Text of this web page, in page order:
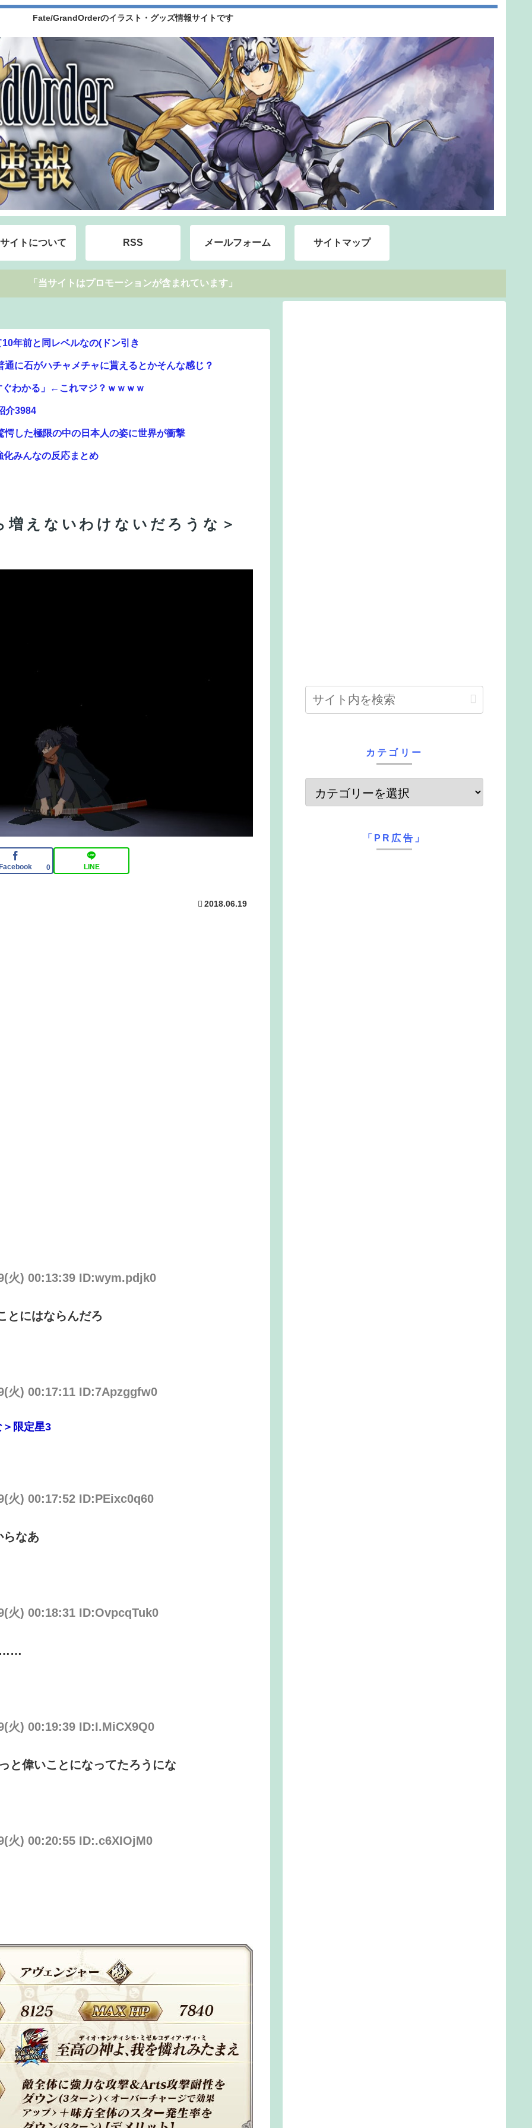
Fate/GrandOrderのイラスト・グッズ情報サイトです
イトについて RSS メールフォーム サイトマップ
「当サイトはプロモーションが含まれています」
年前と同レベルなの(ドン引き
に石がハチャメチャに貰えるとかそんな感じ？
わかる」←これマジ？ｗｗｗｗ
介3984
した極限の中の日本人の姿に世界が衝撃
みんなの反応まとめ
えないわけないだろうな＞
0 LINE
2018.06.19
火) 00:13:39 ID:wym.pdjk0
とにはならんだろ
火) 00:17:11 ID:7Apzggfw0
限定星3
火) 00:17:52 ID:PEixc0q60
らなあ
火) 00:18:31 ID:OvpcqTuk0
……
火) 00:19:39 ID:I.MiCX9Q0
と偉いことになってたろうにな
火) 00:20:55 ID:.c6XIOjM0
カテゴリー
「PR広告」